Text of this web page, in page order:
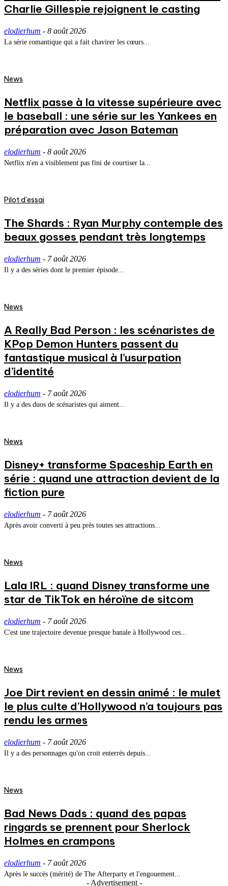
Charlie Gillespie rejoignent le casting
elodierhum - 8 août 2026
La série romantique qui a fait chavirer les cœurs...
News
Netflix passe à la vitesse supérieure avec
le baseball : une série sur les Yankees en
préparation avec Jason Bateman
elodierhum - 8 août 2026
Netflix n'en a visiblement pas fini de courtiser la...
Pilot d'essai
The Shards : Ryan Murphy contemple des
beaux gosses pendant très longtemps
elodierhum - 7 août 2026
Il y a des séries dont le premier épisode...
News
A Really Bad Person : les scénaristes de
KPop Demon Hunters passent du
fantastique musical à l’usurpation
d’identité
elodierhum - 7 août 2026
Il y a des duos de scénaristes qui aiment...
News
Disney+ transforme Spaceship Earth en
série : quand une attraction devient de la
fiction pure
elodierhum - 7 août 2026
Après avoir converti à peu près toutes ses attractions...
News
Lala IRL : quand Disney transforme une
star de TikTok en héroïne de sitcom
elodierhum - 7 août 2026
C'est une trajectoire devenue presque banale à Hollywood ces...
News
Joe Dirt revient en dessin animé : le mulet
le plus culte d’Hollywood n’a toujours pas
rendu les armes
elodierhum - 7 août 2026
Il y a des personnages qu'on croit enterrés depuis...
News
Bad News Dads : quand des papas
ringards se prennent pour Sherlock
Holmes en crampons
elodierhum - 7 août 2026
Après le succès (mérité) de The Afterparty et l'engouement...
- Advertisement -